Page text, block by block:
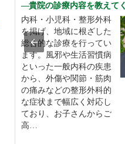
貴院の診療内容を教えて
内科・小児科・整形外科
を掲げ、地域に根ざした
総合的な診療を行ってい
ます。風邪や生活習慣病
といった一般内科の疾患
から、外傷や関節・筋肉
の痛みなどの整形外科的
な症状まで幅広く対応し
ており、お子さんからご
高…